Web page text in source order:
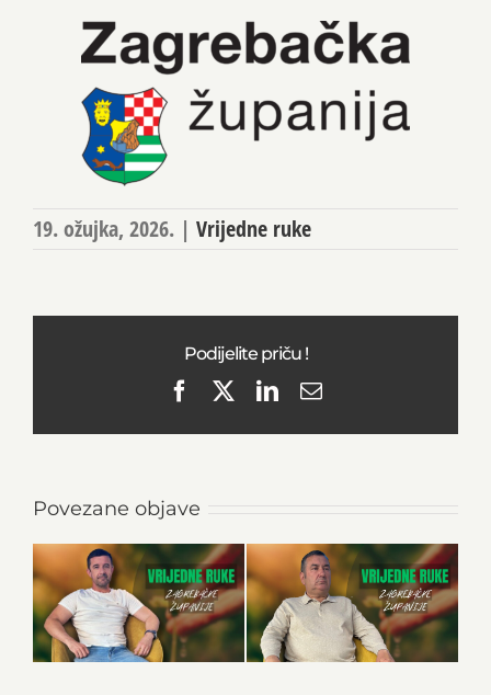
19. ožujka, 2026. | Vrijedne ruke
Podijelite priču !
FacebookLinkedIn
Email
Povezane objave